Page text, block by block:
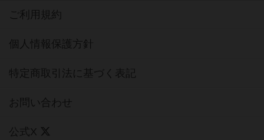
ご利用規約
個人情報保護方針
特定商取引法に基づく表記
お問い合わせ
公式X